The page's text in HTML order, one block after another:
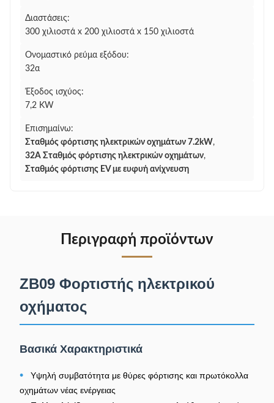
Διαστάσεις:
300 χιλιοστά x 200 χιλιοστά x 150 χιλιοστά
Ονομαστικό ρεύμα εξόδου:
32α
Έξοδος ισχύος:
7,2 KW
Επισημαίνω:
Σταθμός φόρτισης ηλεκτρικών οχημάτων 7.2kW,
32A Σταθμός φόρτισης ηλεκτρικών οχημάτων,
Σταθμός φόρτισης EV με ευφυή ανίχνευση
Περιγραφή προϊόντων
ZB09 Φορτιστής ηλεκτρικού
οχήματος
Βασικά Χαρακτηριστικά
•
Υψηλή συμβατότητα με θύρες φόρτισης και πρωτόκολλα
οχημάτων νέας ενέργειας